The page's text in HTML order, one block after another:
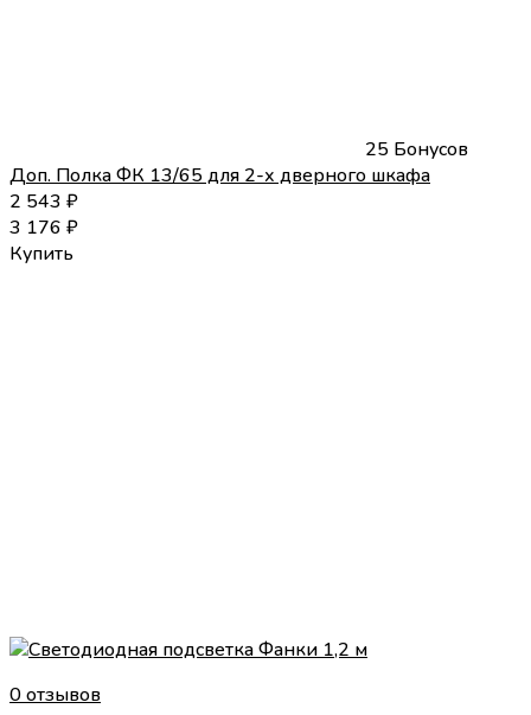
25 Бонусов
Доп. Полка ФК 13/65 для 2-х дверного шкафа
2 543 ₽
3 176 ₽
Купить
0 отзывов